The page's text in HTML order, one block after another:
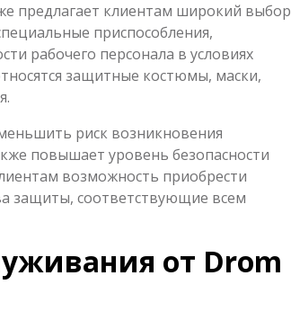
предлагает клиентам широкий выбор
приспособления,
рабочего персонала в условиях
защитные костюмы, маски,
риск возникновения
повышает уровень безопасности
возможность приобрести
защиты, соответствующие всем
от Drom